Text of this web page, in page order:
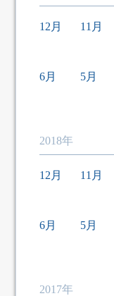
12月 11月
6月 5月
2018年
12月 11月
6月 5月
2017年